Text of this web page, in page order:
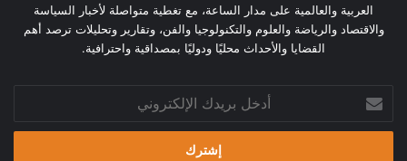
العربية والعالمية على مدار الساعة، مع تغطية متواصلة لأخبار السياسة
والاقتصاد والرياضة والعلوم والتكنولوجيا والفن، وتقارير وتحليلات ترصد أهم
القضايا والأحداث محليًا ودوليًا بمصداقية واحترافية.
بريدك
الإلكتروني